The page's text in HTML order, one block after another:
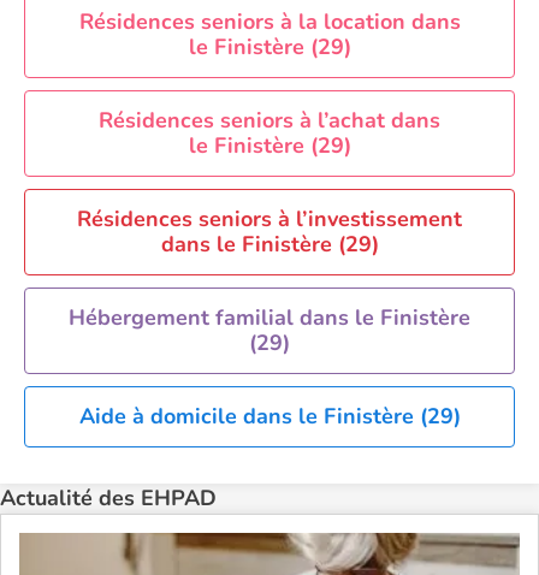
EHPAD Paris
EHPAD Royan
EHPAD Saint-Etienne
EHPAD Toulouse
EHPAD Tours
EHPAD Troyes
Recherche par ville
Résidences seniors à la location dans
le Finistère (29)
Résidences seniors à l’achat dans
le Finistère (29)
Résidences seniors à l’investissement
dans le Finistère (29)
Hébergement familial dans le Finistère
(29)
Aide à domicile dans le Finistère (29)
Actualité des EHPAD